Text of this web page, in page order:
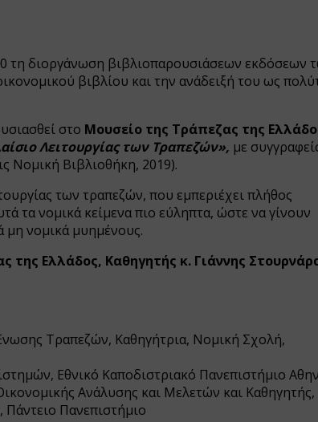
τη διοργάνωση βιβλιοπαρουσιάσεων εκδόσεων
βιβλίου και την ανάδειξή του ως
στο Μουσείο της Τράπεζας της
Λειτουργίας των Τραπεζών», με
Νομική Βιβλιοθήκη, 2019).
των τραπεζών, που εμπεριέχει πλήθος
τα νομικά κείμενα πιο εύληπτα, ώστε να γίνουν
μη νομικά μυημένους.
της Ελλάδος, Καθηγητής κ. Γιάννης
Τραπεζών, Καθηγήτρια, Νομική Σχολή,
Εθνικό Καποδιστριακό Πανεπιστήμιο
Ανάλυσης και Μελετών και Καθηγητής,
Πανεπιστήμιο